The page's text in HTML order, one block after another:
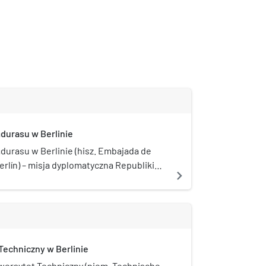
w Berlinie
w Berlinie (hisz. Embajada de
– misja dyplomatyczna Republiki
w Berlinie akredytowany jest
navigate_next
w Berlinie